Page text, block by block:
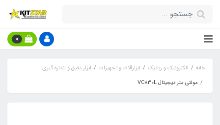
0
خانه الکترونیک و رباتیک ابزارآلات و تجهیزات
ابزار دقیق و اندازه گیری
مولتی متر دیجیتال VC830L